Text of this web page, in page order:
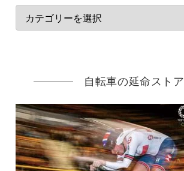
自転車の延命ストア